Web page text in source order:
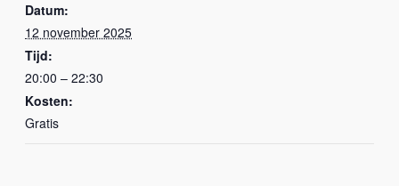
Datum:
12 november 2025
Tijd:
20:00 – 22:30
Kosten:
Gratis